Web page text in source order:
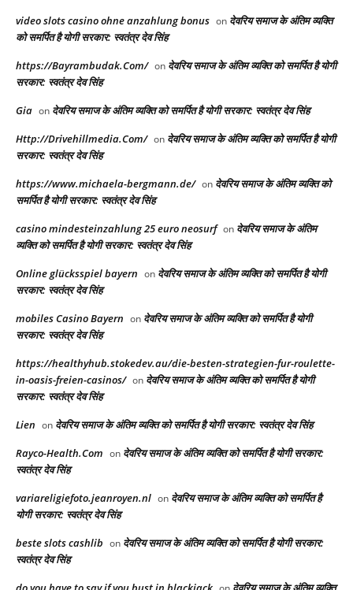
video slots casino ohne anzahlung bonus on देवरिय समाज के अंतिम व्यक्ति
को समर्पित है योगी सरकार: स्वतंत्र देव सिंह
https://Bayrambudak.Com/ on देवरिय समाज के अंतिम व्यक्ति को समर्पित है योगी
सरकार: स्वतंत्र देव सिंह
Gia on देवरिय समाज के अंतिम व्यक्ति को समर्पित है योगी सरकार: स्वतंत्र देव सिंह
Http://Drivehillmedia.Com/ on देवरिय समाज के अंतिम व्यक्ति को समर्पित है योगी
सरकार: स्वतंत्र देव सिंह
https://www.michaela-bergmann.de/ on देवरिय समाज के अंतिम व्यक्ति को
समर्पित है योगी सरकार: स्वतंत्र देव सिंह
casino mindesteinzahlung 25 euro neosurf on देवरिय समाज के अंतिम
व्यक्ति को समर्पित है योगी सरकार: स्वतंत्र देव सिंह
Online glücksspiel bayern on देवरिय समाज के अंतिम व्यक्ति को समर्पित है योगी
सरकार: स्वतंत्र देव सिंह
mobiles Casino Bayern on देवरिय समाज के अंतिम व्यक्ति को समर्पित है योगी
सरकार: स्वतंत्र देव सिंह
https://healthyhub.stokedev.au/die-besten-strategien-fur-roulette-
in-oasis-freien-casinos/ on देवरिय समाज के अंतिम व्यक्ति को समर्पित है योगी
सरकार: स्वतंत्र देव सिंह
Lien on देवरिय समाज के अंतिम व्यक्ति को समर्पित है योगी सरकार: स्वतंत्र देव सिंह
Rayco-Health.Com on देवरिय समाज के अंतिम व्यक्ति को समर्पित है योगी सरकार:
स्वतंत्र देव सिंह
variareligiefoto.jeanroyen.nl on देवरिय समाज के अंतिम व्यक्ति को समर्पित है
योगी सरकार: स्वतंत्र देव सिंह
beste slots cashlib on देवरिय समाज के अंतिम व्यक्ति को समर्पित है योगी सरकार:
स्वतंत्र देव सिंह